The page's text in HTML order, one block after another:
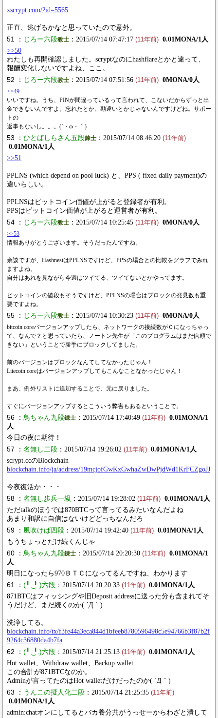
xscrypt.com/?id=5565
正直、逃げるかなと思っていたので意外。
51 ： じろー六段教士 ：2015/07/14 07:47:17 (11年前) 0.01MONA/1人
>>50
わたしも再開確認しました。scryptなのにhashflareとかと違って、
報酬変化しないですよね、ここ。
52 ： じろー六段教士 ：2015/07/14 07:51:56 (11年前) 0MONA/0人
>>49
いいですね。うち、PINが間違っているって言われて、こないだからずっと出
金できないんですよ。忘れたとか、勘違いとかじゃないんですけどね。サポー
トの
返事もないし。。。(´・ω・｀)
53 ： ひとばしらさん五段錬士 ：2015/07/14 08:46:20 (11年前)
0.01MONA/1人
>>51
PPLNS (which depend on pool luck) と、PPS ( fixed daily payment)の
違いらしい。
PPLNSはビットコイン価値が上がると登録者が有利。
PPSはビットコイン価値が上がると運営者が有利。
54 ： じろー六段教士 ：2015/07/14 10:25:45 (11年前) 0MONA/0人
>>53
情報ありがとうございます。そうだったんですね。
余談ですが、HashnestはPPLNSですけど、PPSの場合との比較をグラフでみれ
ますよね。
自分はあれを見ながら今週はツイてる、ツイてないとかやってます。
ビットコインの値段もそうですけど、PPLNSの場合はブロックの発見数も重
要ですよね。
55 ： じろー六段教士 ：2015/07/14 10:30:23 (11年前) 0MONA/0人
bitcoin coreバージョンアップしたら、ネットワークの接続数が０になっちゃっ
て、なんで？と思っていたら、ノートン先生が「このプログラムはまだ信頼で
きない」ということで勝手にブロックしてました。
前のバージョンはブロックなんてしてなかったじゃん！
Litecoin coreはバージョンアップしてもこんなことなかったじゃん！
まあ、例外リストに追加することで、元に戻りました。
すぐにバージョンアップするとこういう弊害もあるということで。
56 ： 鳥ちゃん九段錬士 ：2015/07/14 17:40:49 (11年前) 0.01MONA/1
人
今日の夜に期待！
57 ： 名無し二段 ：2015/07/14 19:26:02 (11年前) 0.01MONA/1人
scrypt.ccのBlockchain
blockchain.info/ja/address/19mcjofGwKxGwhaZwDwPjdWd1KrFCZgoJJ
今夜復活か・・・
58 ： 名無し歩兵一級 ：2015/07/14 19:28:02 (11年前) 0.01MONA/1人
ただtalkのほうでは870BTCって言ってるみたいなんだよね
あまり和訳に自信はないけどどっちなんだろ
59 ： 風吹けば四段 ：2015/07/14 19:42:40 (11年前) 0.01MONA/1人
もうちょっとだけ続くんじゃ
60 ： 鳥ちゃん九段錬士 ：2015/07/14 20:20:30 (11年前) 0.01MONA/1
人
明日になったら970ＢＴＣになってるんですね、わかります
61 ： (╹ ͜ ╹.)六段 ：2015/07/14 20:20:33 (11年前) 0.01MONA/1人
871BTCはフィッシングや旧Deposit addressに送った分も含まれてそ
うだけど、まだ続くのか( ´Д｀)
洗浄してる。
blockchain.info/tx/f3fe44a3eca844d1bfeeb8780596498c5e94766b3f87b2f
9264c36880da4b7fa
62 ： (╹ ͜ ╹.)六段 ：2015/07/14 21:25:13 (11年前) 0.01MONA/1人
Hot wallet、Withdraw wallet、Backup wallet
この合計が871BTCなのか。
Adminが言ってたのはHot walletだけだったのか( ´Д｀)
63 ： うんこの擬人化二段 ：2015/07/14 21:25:35 (11年前)
0.01MONA/1人
admin:chatオンにしてるとバカ養分共がうっせーからわざと潰して